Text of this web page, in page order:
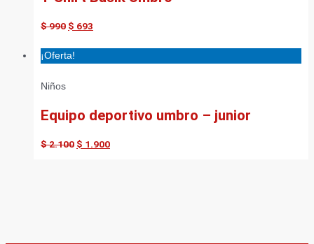
$990 $ 693
¡Oferta!
Niños
Equipo deportivo umbro – junior
$2.100 $ 1.900